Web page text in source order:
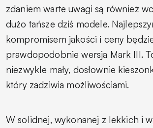
zdaniem warte uwagi są również
dużo tańsze dziś modele.
kompromisem jakości i ceny
prawdopodobnie wersja Mark III.
niezwykle mały, dosłownie
który zadziwia możliwościami.
W solidnej, wykonanej z lekkich i